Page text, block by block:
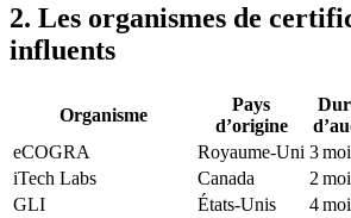
2. Les organismes de
influents
Organisme
Pays
d’origine
eCOGRA
Royaume‑Uni 3
iTech Labs
Canada 2
GLI
États‑Unis 4